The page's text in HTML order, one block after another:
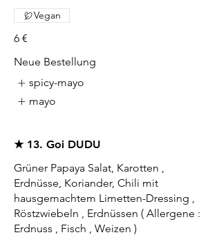
6 €
Vegan
Neue Bestellung
spicy-mayo
mayo
★ 13. Goi DUDU
Grüner Papaya Salat, Karotten ,
Erdnüsse, Koriander, Chili mit
hausgemachtem Limetten-Dressing ,
Röstzwiebeln , Erdnüssen ( Allergene :
Erdnuss , Fisch , Weizen )